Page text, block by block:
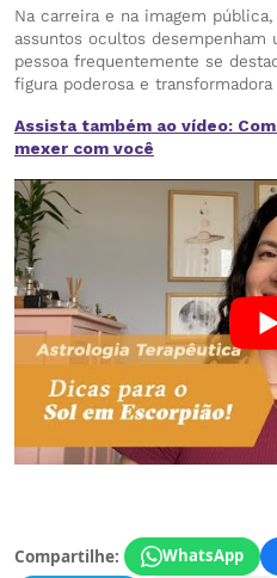
Na carreira e na imagem
assuntos ocultos
pessoa frequentemente se
figura poderosa e
Assista também ao vídeo:
mexer com você
Compartilhe: WhatsApp